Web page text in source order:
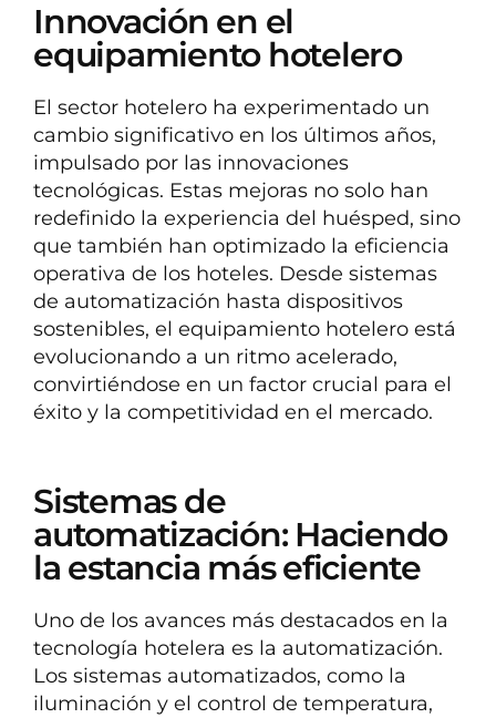
Innovación en el
equipamiento hotelero
El sector hotelero ha experimentado un
cambio significativo en los últimos años,
impulsado por las innovaciones
tecnológicas. Estas mejoras no solo han
redefinido la experiencia del huésped, sino
que también han optimizado la eficiencia
operativa de los hoteles. Desde sistemas
de automatización hasta dispositivos
sostenibles, el equipamiento hotelero está
evolucionando a un ritmo acelerado,
convirtiéndose en un factor crucial para el
éxito y la competitividad en el mercado.
Sistemas de
automatización: Haciendo
la estancia más eficiente
Uno de los avances más destacados en la
tecnología hotelera es la automatización.
Los sistemas automatizados, como la
iluminación y el control de temperatura,